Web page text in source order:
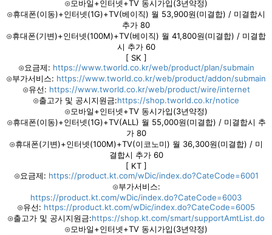
⊙모바일+인터넷+TV 동시가입(3년약정)
⊙휴대폰(이동)+인터넷(1G)+TV(베이직) 월 53,900원(미결합) / 미결합시
추가 80
⊙휴대폰(기변)+인터넷(100M)+TV(베이직) 월 41,800원(미결합) / 미결합
시 추가 60
[ SK ]
⊙요금제: https://www.tworld.co.kr/web/product/plan/submain
⊙부가서비스: https://www.tworld.co.kr/web/product/addon/submain
⊙유선: https://www.tworld.co.kr/web/product/wire/internet
⊙출고가 및 공시지원금:https://shop.tworld.co.kr/notice
⊙모바일+인터넷+TV 동시가입(3년약정)
⊙휴대폰(이동)+인터넷(1G)+TV(ALL) 월 55,000원(미결합) / 미결합시 추
가 80
⊙휴대폰(기변)+인터넷(100M)+TV(이코노미) 월 36,300원(미결합) / 미
결합시 추가 60
[ KT ]
⊙요금제: https://product.kt.com/wDic/index.do?CateCode=6001
⊙부가서비스:
https://product.kt.com/wDic/index.do?CateCode=6003
⊙유선: https://product.kt.com/wDic/index.do?CateCode=6005
⊙출고가 및 공시지원금:https://shop.kt.com/smart/supportAmtList.do
⊙모바일+인터넷+TV 동시가입(3년약정)